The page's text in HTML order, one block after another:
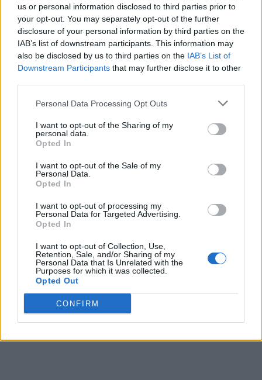
us or personal information disclosed to third parties prior to
your opt-out. You may separately opt-out of the further
disclosure of your personal information by third parties on the
IAB’s list of downstream participants. This information may
also be disclosed by us to third parties on the IAB’s List of
Downstream Participants that may further disclose it to other
Personal Data Processing Opt Outs
I want to opt-out of the Sharing of my
personal data.
Opted In
I want to opt-out of the Sale of my
Personal Data.
Opted In
I want to opt-out of processing my
Personal Data for Targeted Advertising.
Opted In
I want to opt-out of Collection, Use,
Retention, Sale, and/or Sharing of my
Personal Data that Is Unrelated with the
Purposes for which it was collected.
Opted Out
CONFIRM
FOOD & BEVERAGE
I grandi rossi della Valle dei Laghi
DiPENELOPE VAGLINI